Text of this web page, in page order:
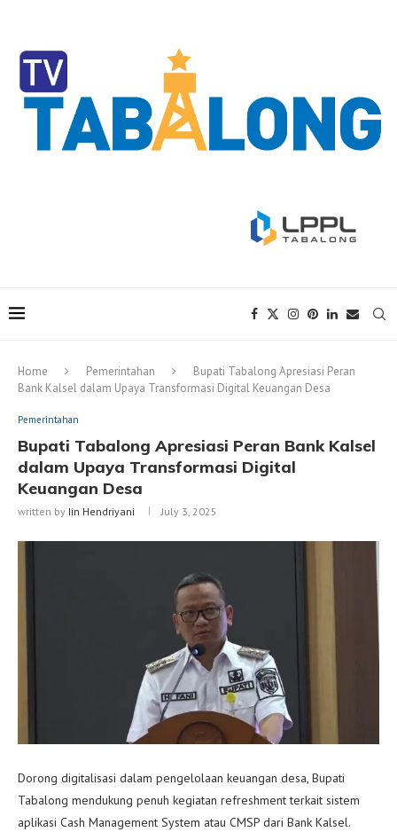
Home Pemerintahan
Bupati Tabalong Apresiasi Peran
Bank Kalsel dalam Upaya Transformasi Digital Keuangan Desa
Pemerintahan
Bupati Tabalong Apresiasi Peran Bank Kalsel
dalam Upaya Transformasi Digital
Keuangan Desa
written by Iin Hendriyani July 3, 2025
Dorong digitalisasi dalam pengelolaan keuangan desa, Bupati
Tabalong mendukung penuh kegiatan refreshment terkait sistem
aplikasi Cash Management System atau CMSP dari Bank Kalsel.